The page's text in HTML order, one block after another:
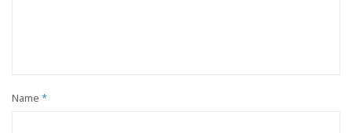
Name *